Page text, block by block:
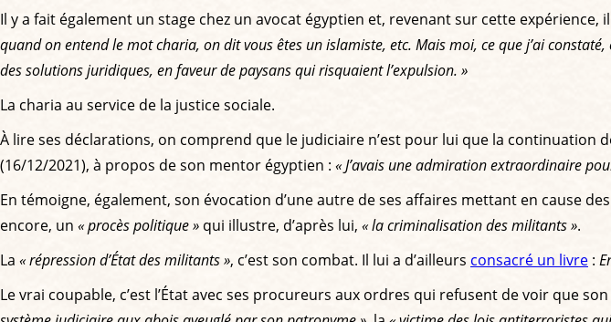
Il y a fait également un stage chez un avocat égyptien et, revenant sur cette expérience,
quand on entend le mot charia, on dit vous êtes un islamiste, etc. Mais moi, ce que j’ai
des solutions juridiques, en faveur de paysans qui risquaient l’expulsion. »
La charia au service de la justice sociale.
À lire ses déclarations, on comprend que le judiciaire n’est pour lui que la continuation
(16/12/2021), à propos de son mentor égyptien : « J’avais une admiration extraordinaire
En témoigne, également, son évocation d’une autre de ses affaires mettant en cause
encore, un « procès politique » qui illustre, d’après lui, « la criminalisation des militants ».
La « répression d’État des militants », c’est son combat. Il lui a d’ailleurs consacré un livre :
Le vrai coupable, c’est l’État avec ses procureurs aux ordres qui refusent de voir que